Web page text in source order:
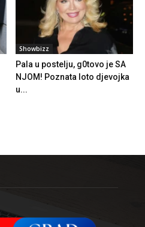
Showbizz
Pala u postelju, g0tovo je SA
NJOM! Poznata loto djevojka
u...